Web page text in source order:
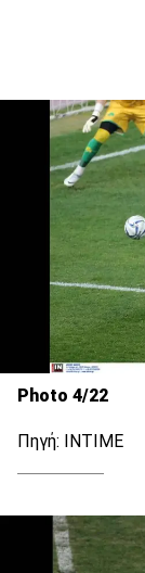
Photo 4/22
Πηγή: ΙΝΤΙΜΕ